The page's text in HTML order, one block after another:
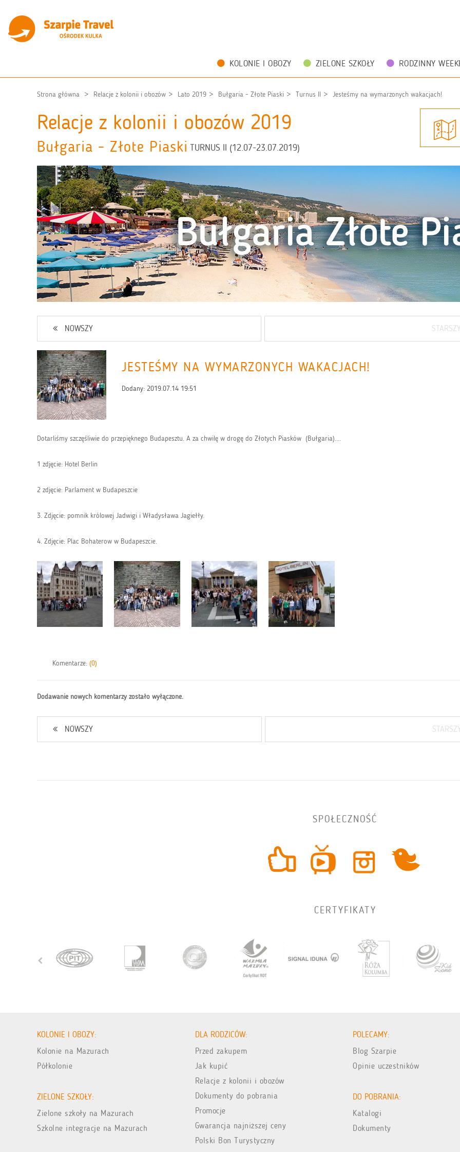
KOLONIE I OBOZY ZIELONE SZKOŁY RODZINNY
Strona główna Relacje z kolonii i obozów Lato 2019 Bułgaria - Złote Piaski Turnus II Jesteśmy na wymarzonych wakacjach!
Relacje z kolonii i obozów 2019
Bułgaria - Złote Piaski TURNUS II (12.07-23.07.2019)
NOWSZY
JESTEŚMY NA WYMARZONYCH WAKACJACH!
Dodany: 2019.07.14 19:51
Dotarliśmy szczęśliwie do przepięknego Budapesztu. A za chwilę w drogę do Złotych Piasków (Bułgaria)....
1 zdjęcie: Hotel Berlin
2 zdjęcie: Parlament w Budapeszcie
3. Zdjęcie: pomnik królowej Jadwigi i Władysława Jagiełły.
4. Zdjęcie: Plac Bohaterow w Budapeszcie.
Komentarze: (0)
Dodawanie nowych komentarzy zostało wyłączone.
NOWSZY
SPOŁECZNOŚĆ
CERTYFIKATY
KOLONIE I OBOZY:
Kolonie na Mazurach
Półkolonie
ZIELONE SZKOŁY:
Zielone szkoły na Mazurach
Szkolne integracje na Mazurach
DLA RODZICÓW:
Przed zakupem
Jak kupić
Relacje z kolonii i obozów
Dokumenty do pobrania
Promocje
Gwarancja najniższej ceny
Polski Bon Turystyczny
POLECAMY:
Blog Szarpie
Opinie uczestników
DO POBRANIA:
Katalogi
Dokumenty